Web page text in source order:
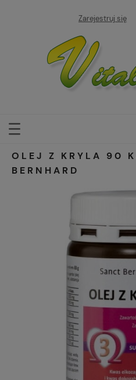
Zarejestruj się
OLEJ Z KRYLA 90
BERNHARD